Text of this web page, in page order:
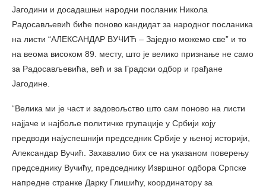
Јагодини и досадашњи народни посланик Никола
Радосављевић биће поново кандидат за народног посланика
на листи “АЛЕКСАНДАР ВУЧИЋ – Заједно можемо све” и то
на веома високом 89. месту, што је велико признање не само
за Радосављевића, већ и за Градски одбор и грађане
Јагодине.
“Велика ми је част и задовољство што сам поново на листи
најјаче и најбоље политичке групације у Србији коју
предводи најуспешнији председник Србије у њеној историји,
Александар Вучић. Захавалио бих се на указаном поверењу
председнику Вучићу, председнику Извршног одбора Српске
напредне странке Дарку Глишићу, координатору за